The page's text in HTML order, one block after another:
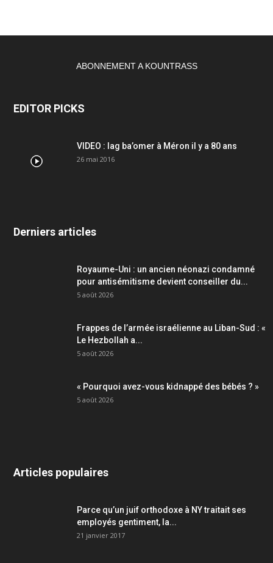
ABONNEMENT A KOUNTRASS
EDITOR PICKS
VIDEO : lag ba’omer à Méron il y a 80 ans
26 mai 2016
Derniers articles
Royaume-Uni : un ancien néonazi condamné
pour antisémitisme devient conseiller du...
5 août 2026
Frappes de l’armée israélienne au Liban-Sud : «
Le Hezbollah a...
5 août 2026
« Pourquoi avez-vous kidnappé des bébés ? »
5 août 2026
Articles populaires
Parce qu’un juif orthodoxe à NY traitait ses
employés gentiment, la...
21 janvier 2017